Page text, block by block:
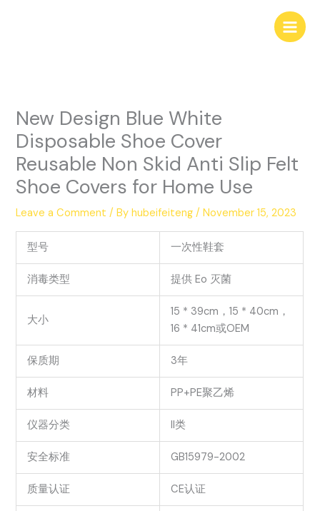
New Design Blue White
Disposable Shoe Cover
Reusable Non Skid Anti Slip Felt
Shoe Covers for Home Use
Leave a Comment / Byhubeifeiteng/November 15, 2023
型号 一次性鞋套
消毒类型 提供 Eo 灭菌
大小
15 * 39cm，15 * 40cm，
16 * 41cm或OEM
保质期 3年
材料 PP+PE聚乙烯
仪器分类 II类
安全标准 GB15979-2002
质量认证 CE认证